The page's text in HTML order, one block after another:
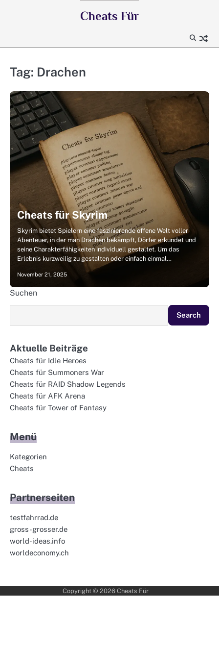
Cheats Für
Tag: Drachen
Cheats für Skyrim
Skyrim bietet Spielern eine faszinierende offene Welt voller
Abenteuer, in der man Drachen bekämpft, Dörfer erkundet und
seine Charakterfähigkeiten individuell gestaltet. Um das
Erlebnis kurzweilig zu gestalten oder einfach einmal…
November 21, 2025
Suchen
Search
Aktuelle Beiträge
Cheats für Idle Heroes
Cheats für Summoners War
Cheats für RAID Shadow Legends
Cheats für AFK Arena
Cheats für Tower of Fantasy
Menü
Kategorien
Cheats
Partnerseiten
testfahrrad.de
gross-grosser.de
world-ideas.info
worldeconomy.ch
Copyright © 2026 Cheats Für